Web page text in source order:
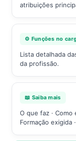
atribuições
⚙️ Funções no
Lista detalhada
da profissão.
📖 Saiba mais
O que faz · Como
Formação exigida